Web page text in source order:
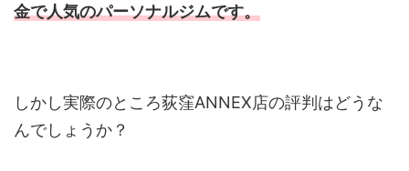
金で人気のパーソナルジムです。
しかし実際のところ荻窪ANNEX店の評判はどうな
んでしょうか？